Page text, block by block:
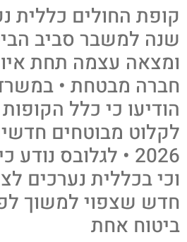
קופת החולים כללית
שנה למשבר סביב
ומצאה עצמה תחת
חברה מבטחת •
הודיעו כי כלל
לקלוט מבוטחים
2026 • לגלובס
וכי בכללית נערכים
חדש שצפוי למשוך
ביטוח אחת